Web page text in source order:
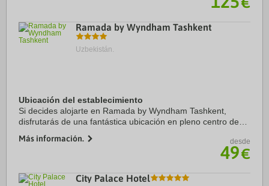
Ramada by Wyndham Tashkent
Uzbekistán.
Ubicación del establecimiento
Si decides alojarte en Ramada by Wyndham Tashkent,
disfrutarás de una fantástica ubicación en pleno centro de
Lokomotiv Bogi y Earthquake Memorial. Además, ...
Más información. desde
49€
City Palace Hotel